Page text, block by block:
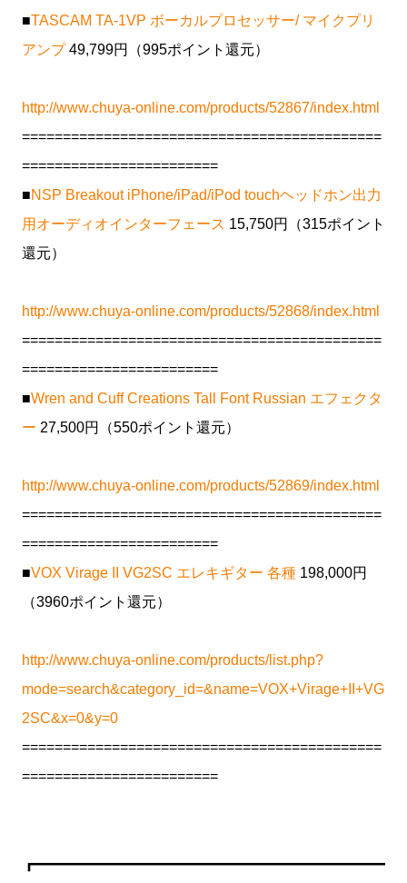
■TASCAM TA-1VP ボーカルプロセッサー/ マイクプリ
アンプ49,799円（995ポイント還元）
http://www.chuya-online.com/products/52867/index.html
============================================
========================
■NSP Breakout iPhone/iPad/iPod touchヘッドホン出力
用オーディオインターフェース 15,750円（315ポイント
還元）
http://www.chuya-online.com/products/52868/index.html
============================================
========================
■Wren and Cuff Creations Tall Font Russian エフェクタ
ー 27,500円（550ポイント還元）
http://www.chuya-online.com/products/52869/index.html
============================================
========================
■VOX Virage II VG2SC エレキギター 各種 198,000円
（3960ポイント還元）
http://www.chuya-online.com/products/list.php?
mode=search&category_id=&name=VOX+Virage+II+VG
2SC&x=0&y=0
============================================
========================
┏━━━━━━━━━━━━━━━━━━━━━━━━